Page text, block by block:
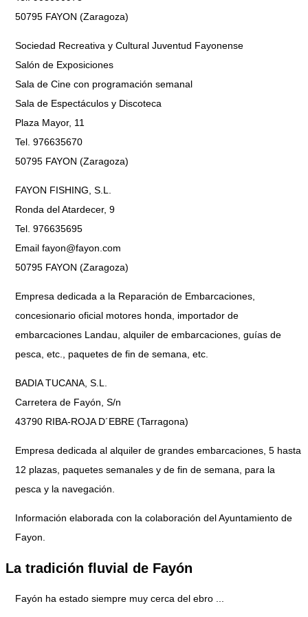
50795 FAYON (Zaragoza)
Sociedad Recreativa y Cultural Juventud Fayonense
Salón de Exposiciones
Sala de Cine con programación semanal
Sala de Espectáculos y Discoteca
Plaza Mayor, 11
Tel. 976635670
50795 FAYON (Zaragoza)
FAYON FISHING, S.L.
Ronda del Atardecer, 9
Tel. 976635695
Email fayon@fayon.com
50795 FAYON (Zaragoza)
Empresa dedicada a la Reparación de Embarcaciones,
concesionario oficial motores honda, importador de
embarcaciones Landau, alquiler de embarcaciones, guías de
pesca, etc., paquetes de fin de semana, etc.
BADIA TUCANA, S.L.
Carretera de Fayón, S/n
43790 RIBA-ROJA D´EBRE (Tarragona)
Empresa dedicada al alquiler de grandes embarcaciones, 5 hasta
12 plazas, paquetes semanales y de fin de semana, para la
pesca y la navegación.
Información elaborada con la colaboración del Ayuntamiento de
Fayon.
La tradición fluvial de Fayón
Fayón ha estado siempre muy cerca del ebro ...